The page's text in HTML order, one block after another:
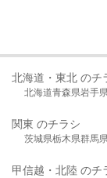
北海道・東北 のチ
北海道青森県岩手
関東 のチラシ
茨城県栃木県群馬
甲信越・北陸 のチ